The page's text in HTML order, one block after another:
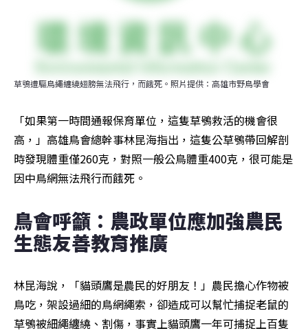
草鴞遭驅鳥繩纏繞翅膀無法飛行，而餓死。照片提供：高雄市野鳥學會
「如果第一時間通報保育單位，這隻草鴞救活的機會很
高，」高雄鳥會總幹事林昆海指出，這隻公草鴞帶回解剖
時發現體重僅260克，對照一般公鳥體重400克，很可能是
因中鳥網無法飛行而餓死。
鳥會呼籲：農政單位應加強農民
生態友善教育推廣
林昆海說，「貓頭鷹是農民的好朋友！」農民擔心作物被
鳥吃，架設過細的鳥網繩索，卻造成可以幫忙捕捉老鼠的
草鴞被細繩纏繞、割傷，事實上貓頭鷹一年可捕捉上百隻